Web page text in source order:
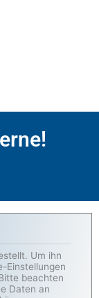
Um ihn
Einstellungen
beachten
Daten an